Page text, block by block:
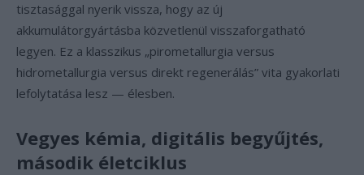
tisztasággal nyerik vissza, hogy az új
akkumulátorgyártásba közvetlenül visszaforgatható
legyen. Ez a klasszikus „pirometallurgia versus
hidrometallurgia versus direkt regenerálás” vita gyakorlati
lefolytatása lesz — élesben.
Vegyes kémia, digitális begyűjtés,
második életciklus